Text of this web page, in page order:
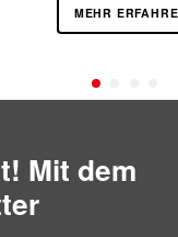
MEHR
Mit dem